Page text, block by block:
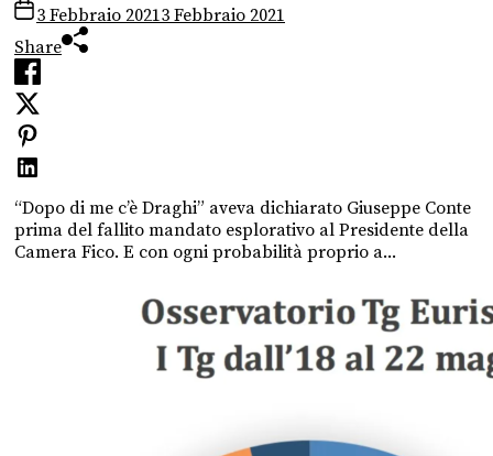
3 Febbraio 20213 Febbraio 2021
Share
“Dopo di me c’è Draghi” aveva dichiarato Giuseppe Conte
prima del fallito mandato esplorativo al Presidente della
Camera Fico. E con ogni probabilità proprio a...